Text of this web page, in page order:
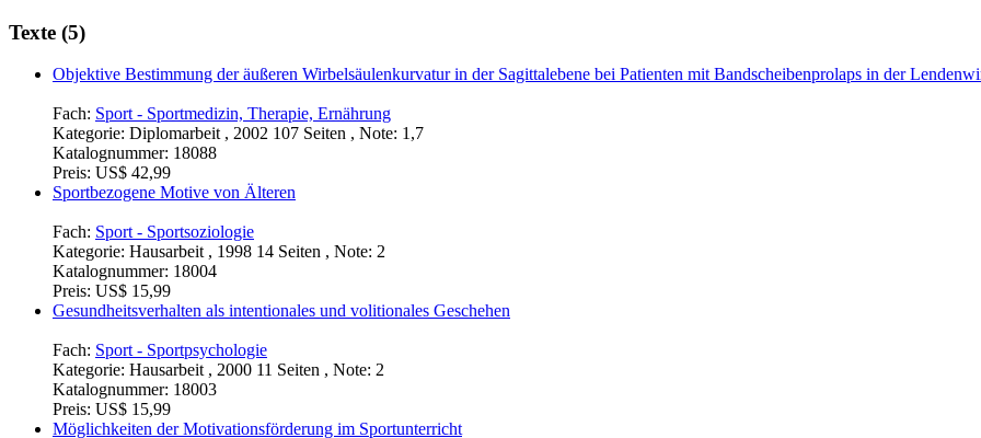
Texte (5)
Objektive Bestimmung der äußeren Wirbelsäulenkurvatur in der Sagittalebene bei Patienten mit Bandscheibenprolaps in der
Fach: Sport - Sportmedizin, Therapie, Ernährung
Kategorie: Diplomarbeit , 2002 107 Seiten , Note: 1,7
Katalognummer: 18088
Preis: US$ 42,99
Sportbezogene Motive von Älteren
Fach: Sport - Sportsoziologie
Kategorie: Hausarbeit , 1998 14 Seiten , Note: 2
Katalognummer: 18004
Preis: US$ 15,99
Gesundheitsverhalten als intentionales und volitionales Geschehen
Fach: Sport - Sportpsychologie
Kategorie: Hausarbeit , 2000 11 Seiten , Note: 2
Katalognummer: 18003
Preis: US$ 15,99
Möglichkeiten der Motivationsförderung im Sportunterricht